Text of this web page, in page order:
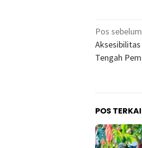
pos
Pos
Tengah
POS